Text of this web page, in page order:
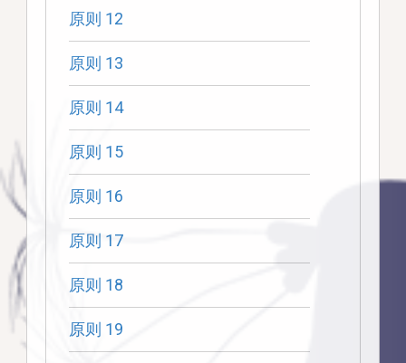
原则 12
原则 13
原则 14
原则 15
原则 16
原则 17
原则 18
原则 19